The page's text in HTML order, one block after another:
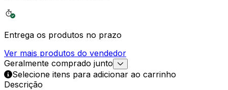
Entrega os produtos no prazo
Ver mais produtos do vendedor
Geralmente comprado junto
Selecione itens para adicionar ao carrinho
Descrição